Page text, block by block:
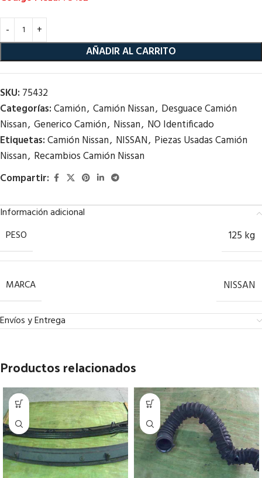
AÑADIR AL CARRITO
SKU: 75432
Categorías:Camión, Camión Nissan, Desguace Camión
Nissan, Generico Camión, Nissan, NO Identificado
Etiquetas:Camión Nissan, NISSAN, Piezas Usadas Camión
Nissan, Recambios Camión Nissan
Compartir:
Información adicional
PESO
125 kg
MARCA NISSAN
Envíos y Entrega
Productos relacionados